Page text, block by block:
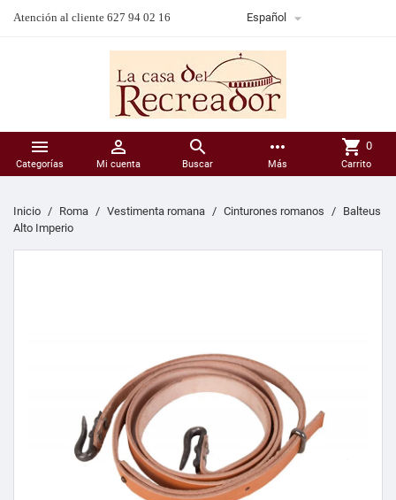
Atención al cliente 627 94 02 16 Español 

Categorías

Mi cuenta

Buscar
more_horiz
Más
shopping_cart 0
Carrito
Inicio Roma Vestimenta romana Cinturones romanos
Balteus
Alto Imperio